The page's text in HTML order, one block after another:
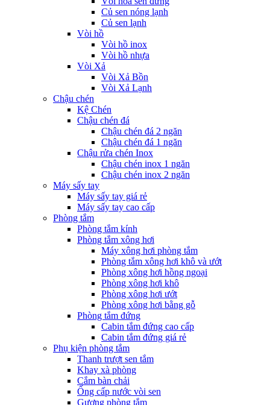
Củ sen nóng lạnh
Củ sen lạnh
Vòi hồ
Vòi hồ inox
Vòi hồ nhựa
Vòi Xả
Vòi Xả Bồn
Vòi Xả Lạnh
Chậu chén
Kệ Chén
Chậu chén đá
Chậu chén đá 2 ngăn
Chậu chén đá 1 ngăn
Chậu rửa chén Inox
Chậu chén inox 1 ngăn
Chậu chén inox 2 ngăn
Máy sấy tay
Máy sấy tay giá rẻ
Máy sấy tay cao cấp
Phòng tắm
Phòng tắm kính
Phòng tắm xông hơi
Máy xông hơi phòng tắm
Phòng tắm xông hơi khô và ướt
Phòng xông hơi hồng ngoại
Phòng xông hơi khô
Phòng xông hơi ướt
Phòng xông hơi bằng gỗ
Phòng tắm đứng
Cabin tắm đứng cao cấp
Cabin tắm đứng giá rẻ
Phụ kiện phòng tắm
Thanh trượt sen tắm
Khay xà phòng
Cắm bàn chải
Ống cấp nước vòi sen
Gương phòng tắm